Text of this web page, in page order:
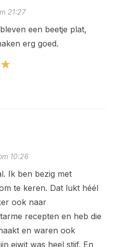
21:27
een beetje plat,
erg goed.
10:26
Ik ben bezig met
te keren. Dat lukt héél
ook naar
recepten en heb die
en waren ook
eiwit was heel stijf. En